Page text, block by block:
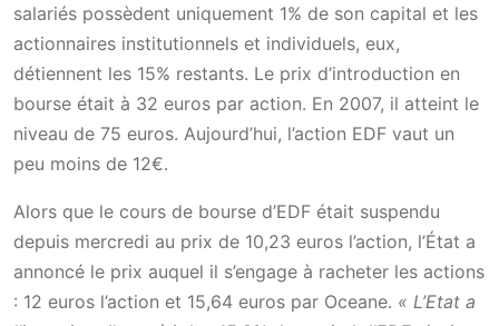
salariés possèdent uniquement 1% de son capital et les
actionnaires institutionnels et individuels, eux,
détiennent les 15% restants. Le prix d’introduction en
bourse était à 32 euros par action. En 2007, il atteint le
niveau de 75 euros. Aujourd’hui, l’action EDF vaut un
peu moins de 12€.
Alors que le cours de bourse d’EDF était suspendu
depuis mercredi au prix de 10,23 euros l’action, l’État a
annoncé le prix auquel il s’engage à racheter les actions
: 12 euros l’action et 15,64 euros par Oceane. « L’Etat a